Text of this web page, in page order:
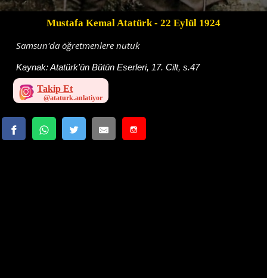
Mustafa Kemal Atatürk- 22 Eylül 1924
Samsun'da öğretmenlere nutuk
Kaynak:Atatürk'ün Bütün Eserleri, 17. Cilt, s.47
Takip Et